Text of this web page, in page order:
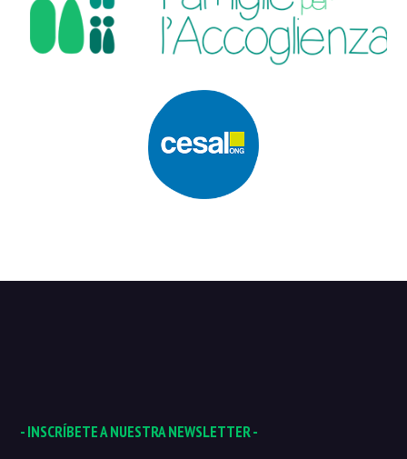
- INSCRÍBETE A NUESTRA NEWSLETTER -